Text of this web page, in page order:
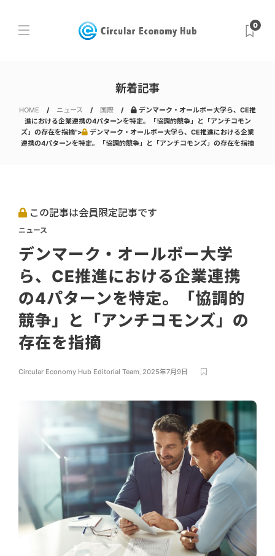
0
新着記事
HOME ニュース 国際
デンマーク・オールボー大学ら、CE推
進における企業連携の4パターンを特定。「協調的競争」と「アンチコモン
ズ」の存在を指摘">
デンマーク・オールボー大学ら、CE推進における企業
連携の4パターンを特定。「協調的競争」と「アンチコモンズ」の存在を指摘
この記事は会員限定記事です
ニュース
デンマーク・オールボー大学
ら、CE推進における企業連携
の4パターンを特定。「協調的
競争」と「アンチコモンズ」の
存在を指摘
Circular Economy Hub Editorial Team, 2025年7月9日